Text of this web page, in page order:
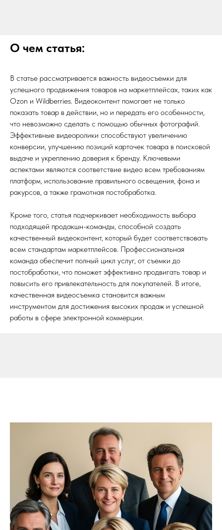
О чем статья:
В статье рассматривается важность видеосъемки для
успешного продвижения товаров на маркетплейсах, таких как
Ozon и Wildberries. Видеоконтент помогает не только
показать товар в действии, но и передать его особенности,
что невозможно сделать с помощью обычных фотографий.
Эффективные видеоролики способствуют увеличению
конверсии, улучшению позиций карточек товара в поисковой
выдаче и укреплению доверия к бренду. Ключевыми
аспектами являются соответствие видео всем требованиям
платформ, использование правильного освещения, фона и
ракурсов, а также грамотная постобработка.
Кроме того, статья подчеркивает необходимость выбора
подходящей продакшн-команды, способной создать
качественный видеоконтент, который будет соответствовать
всем стандартам маркетплейсов. Профессиональная
команда обеспечит полный цикл услуг, от съемки до
постобработки, что поможет эффективно продвигать товар и
повысить его привлекательность для покупателей. В итоге,
качественная видеосъемка становится важным
инструментом для достижения высоких продаж и успешной
работы в сфере электронной коммерции.